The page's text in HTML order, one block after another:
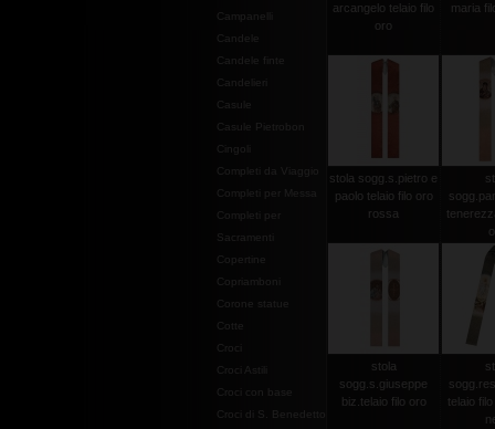
Campanelli
Candele
Candele finte
Candelieri
Casule
Casule Pietrobon
Cingoli
Completi da Viaggio
Completi per Messa
Completi per
Sacramenti
Copertine
Copriamboni
Corone statue
Cotte
Croci
Croci Astili
Croci con base
Croci di S. Benedetto
arcangelo telaio filo
oro
maria
stola sogg.s.pietro e
paolo telaio filo oro
rossa
stola
sogg.s.giuseppe
biz.telaio filo oro
telaio